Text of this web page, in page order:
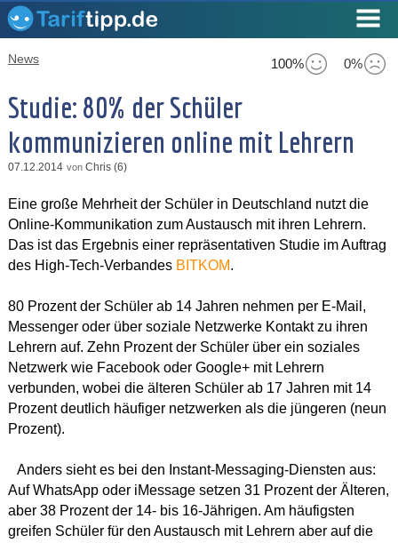
100% 0%
News
Studie: 80% der Schüler
kommunizieren online mit Lehrern
07.12.2014 von Chris (6)
Eine große Mehrheit der Schüler in Deutschland nutzt die
Online-Kommunikation zum Austausch mit ihren Lehrern.
Das ist das Ergebnis einer repräsentativen Studie im Auftrag
des High-Tech-Verbandes BITKOM.
80 Prozent der Schüler ab 14 Jahren nehmen per E-Mail,
Messenger oder über soziale Netzwerke Kontakt zu ihren
Lehrern auf. Zehn Prozent der Schüler über ein soziales
Netzwerk wie Facebook oder Google+ mit Lehrern
verbunden, wobei die älteren Schüler ab 17 Jahren mit 14
Prozent deutlich häufiger netzwerken als die jüngeren (neun
Prozent).
Anders sieht es bei den Instant-Messaging-Diensten aus:
Auf WhatsApp oder iMessage setzen 31 Prozent der Älteren,
aber 38 Prozent der 14- bis 16-Jährigen. Am häufigsten
greifen Schüler für den Austausch mit Lehrern aber auf die